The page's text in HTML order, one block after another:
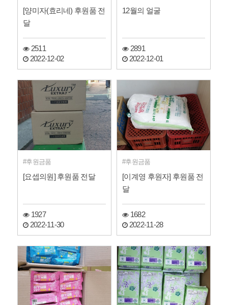
[양미자(효리네) 후원품 전
달
2511
2022-12-02
12월의 얼굴
2891
2022-12-01
후원금품
[요셉의원] 후원품 전달
1927
2022-11-30
후원금품
[이계영 후원자] 후원품 전
달
1682
2022-11-28